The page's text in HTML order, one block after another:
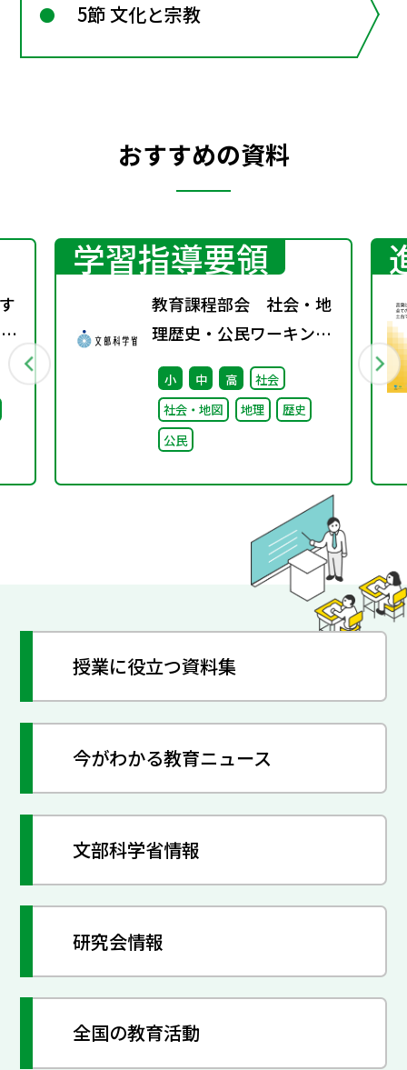
5節 文化と宗教
おすすめの資料
学習指導要領
教育課程部会 社会・地
理歴史・公民ワーキング
（第8回） 配付資料
小 中 高
社会
社会・地図
地理
歴史
公民
授業に役立つ資料集
今がわかる教育ニュース
文部科学省情報
研究会情報
全国の教育活動